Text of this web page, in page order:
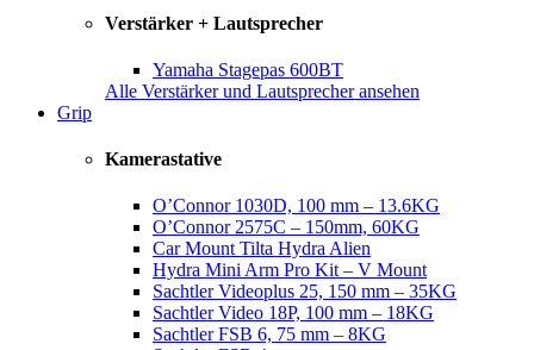
Verstärker + Lautsprecher
Yamaha Stagepas 600BT
Alle Verstärker und Lautsprecher ansehen
Grip
Kamerastative
O’Connor 1030D, 100 mm – 13.6KG
O’Connor 2575C – 150mm, 60KG
Car Mount Tilta Hydra Alien
Hydra Mini Arm Pro Kit – V Mount
Sachtler Videoplus 25, 150 mm – 35KG
Sachtler Video 18P, 100 mm – 18KG
Sachtler FSB 6, 75 mm – 8KG